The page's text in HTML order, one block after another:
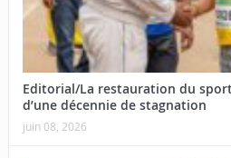
Editorial/La restauration du
d’une décennie de stagnation
juin 08, 2026